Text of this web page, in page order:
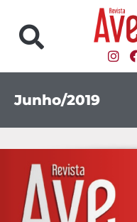
Junho/2019